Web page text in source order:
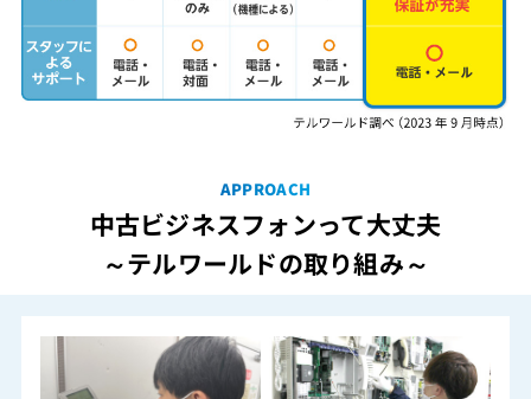
APPROACH
中古ビジネスフォンって大丈夫
～テルワールドの取り組み～